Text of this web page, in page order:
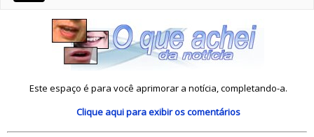
Este espaço é para você aprimorar a notícia, completando-a.
Clique aquipara exibir os comentários